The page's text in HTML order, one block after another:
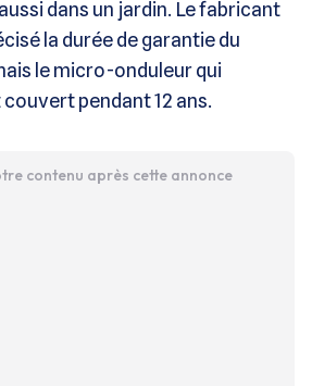
dans un jardin. Le fabricant
la durée de garantie du
le micro-onduleur qui
pendant 12 ans.
contenu après cette annonce